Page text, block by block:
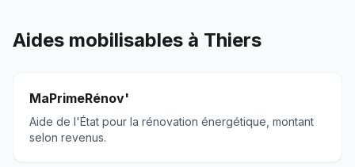
Aides mobilisables à Thiers
MaPrimeRénov'
Aide de l'État pour la rénovation énergétique, montant
selon revenus.